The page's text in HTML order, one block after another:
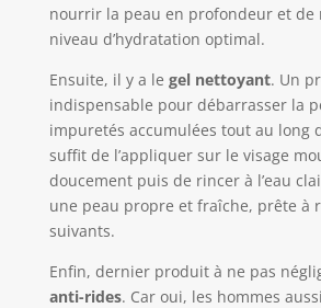
nourrir la peau en profondeur et de
niveau d’hydratation optimal.
Ensuite, il y a le gel nettoyant. Un
indispensable pour débarrasser la
impuretés accumulées tout au long
suffit de l’appliquer sur le visage
doucement puis de rincer à l’eau
une peau propre et fraîche, prête à
suivants.
Enfin, dernier produit à ne pas
anti-rides. Car oui, les hommes